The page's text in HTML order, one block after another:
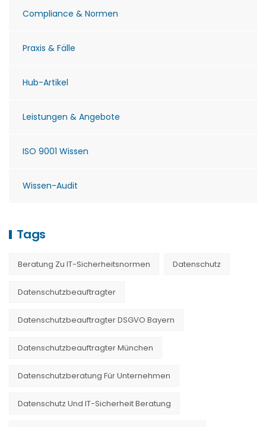
Compliance & Normen
Praxis & Fälle
Hub-Artikel
Leistungen & Angebote
ISO 9001 Wissen
Wissen-Audit
Tags
Beratung Zu IT-Sicherheitsnormen Datenschutz
Datenschutzbeauftragter
Datenschutzbeauftragter DSGVO Bayern
Datenschutzbeauftragter München
Datenschutzberatung Für Unternehmen
Datenschutz Und IT-Sicherheit Beratung